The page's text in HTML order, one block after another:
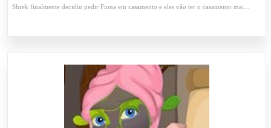
Shrek finalmente decidiu pedir Fiona em casamento e eles vão ter o casamento mai...